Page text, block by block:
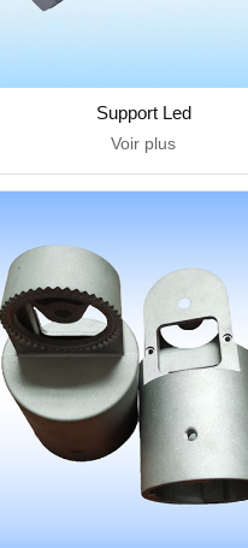
Support Led
Voir plus